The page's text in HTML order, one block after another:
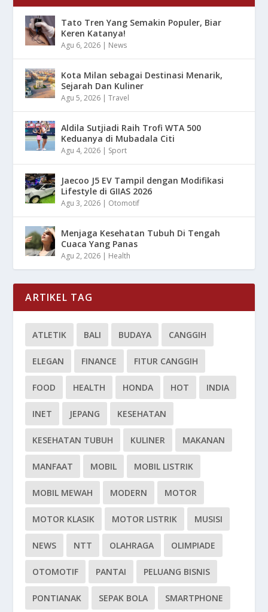
Tato Tren Yang Semakin Populer, Biar
Keren Katanya!
Agu 6, 2026 | News
Kota Milan sebagai Destinasi Menarik,
Sejarah Dan Kuliner
Agu 5, 2026 |Travel
Aldila Sutjiadi Raih Trofi WTA 500
Keduanya di Mubadala Citi
Agu 4, 2026 | Sport
Jaecoo J5 EV Tampil dengan Modifikasi
Lifestyle di GIIAS 2026
Agu 3, 2026 | Otomotif
Menjaga Kesehatan Tubuh Di Tengah
Cuaca Yang Panas
Agu 2, 2026 | Health
ARTIKEL TAG
ATLETIK BALI BUDAYA CANGGIH
ELEGAN FINANCE FITUR CANGGIH
FOOD HEALTH HONDA HOT INDIA
INET JEPANG KESEHATAN
KESEHATAN TUBUH KULINER MAKANAN
MANFAAT MOBIL MOBIL LISTRIK
MOBIL MEWAH MODERN MOTOR
MOTOR KLASIK MOTOR LISTRIK MUSISI
NEWS NTT OLAHRAGA OLIMPIADE
OTOMOTIF PANTAI PELUANG BISNIS
PONTIANAK SEPAK BOLA SMARTPHONE